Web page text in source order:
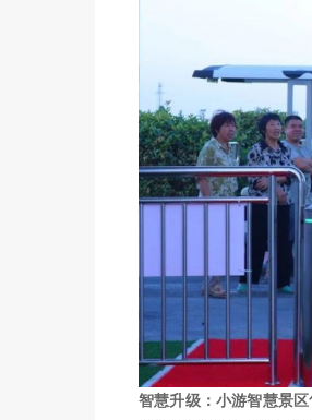
智慧升级：小游智慧景